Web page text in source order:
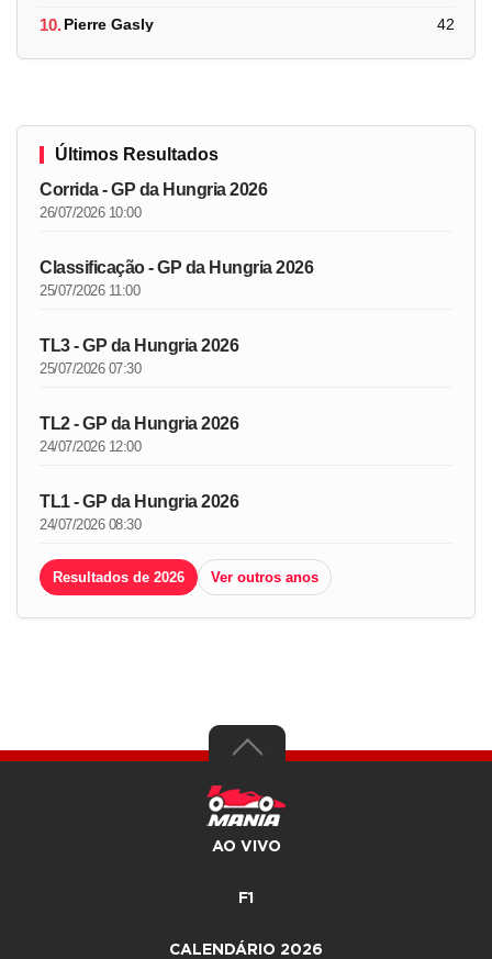
10.Pierre Gasly 42
Últimos Resultados
Corrida - GP da Hungria 2026
26/07/2026 10:00
Classificação - GP da Hungria 2026
25/07/2026 11:00
TL3 - GP da Hungria 2026
25/07/2026 07:30
TL2 - GP da Hungria 2026
24/07/2026 12:00
TL1 - GP da Hungria 2026
24/07/2026 08:30
Resultados de 2026 Ver outros anos
AO VIVO
F1
CALENDÁRIO 2026